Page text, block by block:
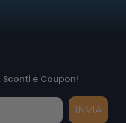
e Coupon!
INVIA